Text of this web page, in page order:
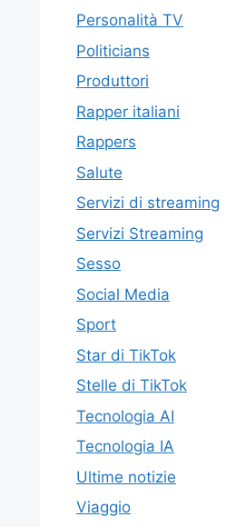
Personalità TV
Politicians
Produttori
Rapper italiani
Rappers
Salute
Servizi di streaming
Servizi Streaming
Sesso
Social Media
Sport
Star di TikTok
Stelle di TikTok
Tecnologia AI
Tecnologia IA
Ultime notizie
Viaggio